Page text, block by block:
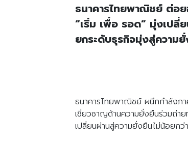
ธนาคารไทยพาณิชย์ ต่อ
“เริ่ม เพื่อ รอด” มุ่งเปลี่
ยกระดับธุรกิจมุ่งสู่ความ
ธนาคารไทยพาณิชย์ ผนึกกำลังภ
เชี่ยวชาญด้านความยั่งยืนร่วมถ่าย
เปลี่ยนผ่านสู่ความยั่งยืนไม่น้อยก